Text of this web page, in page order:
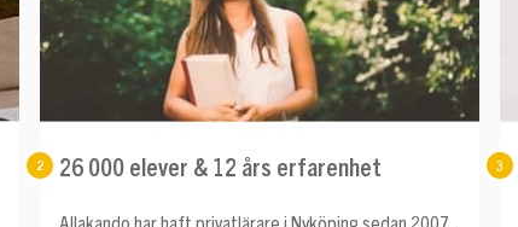
2 26 000 elever & 12 års erfarenhet 3